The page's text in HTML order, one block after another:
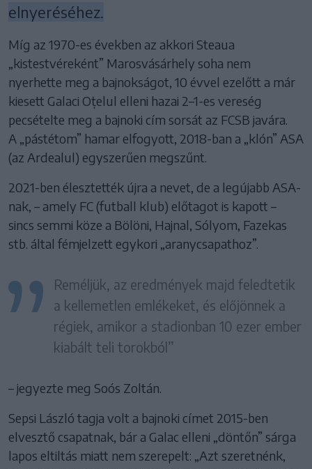
elnyeréséhez.
Míg az 1970-es években az akkori Steaua
„kistestvéreként” Marosvásárhely soha nem
nyerhette meg a bajnokságot, 10 évvel ezelőtt a már
kiesett Galaci Oțelul elleni hazai 2–1-es vereség
pecsételte meg a bajnoki cím sorsát az FCSB javára.
A „pástétom” hamar elfogyott, 2018-ban a „klón” ASA
(az Ardealul) egyszerűen megszűnt.
2021-ben élesztették újra a nevet, de a legújabb ASA-
nak, – amely FC (futball klub) előtagot is kapott –
sincs semmi köze a Bölöni, Hajnal, Sólyom, Fazekas
stb. által fémjelzett egykori „aranycsapathoz”.
Reméljük, az eredmények majd feledtetik
a kellemetlen emlékeket, és előjönnek a
régiek, amikor a stadionban 10 ezer ember
kiabált teli torokból”
– jegyezte meg Soós Zoltán.
Sepsi László tagja volt a bajnoki címet 2015-ben
elvesztő csapatnak, bár a Galac elleni „döntőn” sárga
lapos eltiltás miatt nem szerepelt: „Azt szeretnénk,